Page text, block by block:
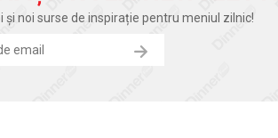
noi surse de inspirație pentru meniul zilnic!